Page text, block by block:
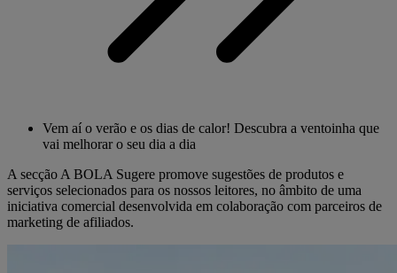
Vem aí o verão e os dias de calor! Descubra a ventoinha que
vai melhorar o seu dia a dia
A secção A BOLA Sugere promove sugestões de produtos e
serviços selecionados para os nossos leitores, no âmbito de uma
iniciativa comercial desenvolvida em colaboração com parceiros de
marketing de afiliados.